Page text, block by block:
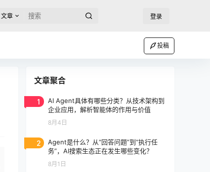
文章 登录
投稿
文章聚合
1
AI Agent具体有哪些分类？从技术架构到
企业应用，解析智能体的作用与价值
8月4日
2
Agent是什么？从“回答问题”到“执行任
务”，AI搜索生态正在发生哪些变化？
8月1日